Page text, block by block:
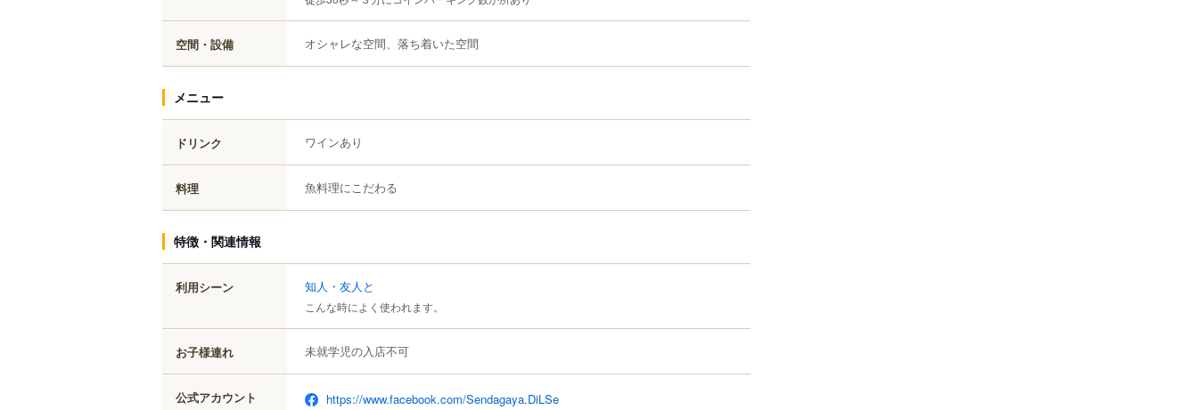
空間・設備 オシャレな空間、落ち着いた空間
メニュー
ドリンク ワインあり
料理 魚料理にこだわる
特徴・関連情報
利用シーン 知人・友人と
こんな時によく使われます。
お子様連れ 未就学児の入店不可
公式アカウント https://www.facebook.com/Sendagaya.DiLSe